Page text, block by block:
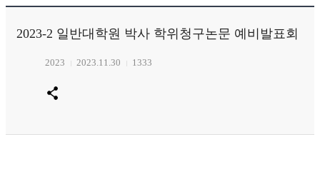
2023-2 일반대학원 박사 학위청구논문 예비발표회
2023 2023.11.30 1333